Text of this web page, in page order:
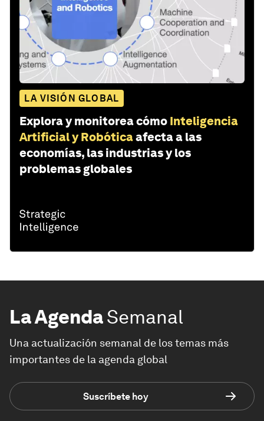
LA VISIÓN GLOBAL
Explora y monitorea cómo Inteligencia
Artificial y Robóticaafecta a las
economías, las industrias y los
problemas globales
La AgendaSemanal
Una actualización semanal de los temas más
importantes de la agenda global
Suscríbete hoy